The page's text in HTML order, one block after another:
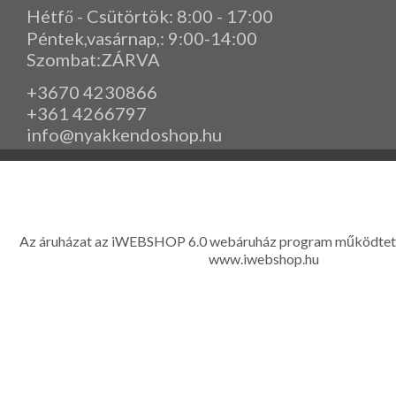
Hétfő - Csütörtök: 8:00 - 17:00
Péntek,vasárnap, : 9:00-14:00
Szombat:ZÁRVA
+3670 4230866
+361 4266797
info@nyakkendoshop.hu
Az áruházat az iWEBSHOP 6.0 webáruház program
www.iwebshop.hu